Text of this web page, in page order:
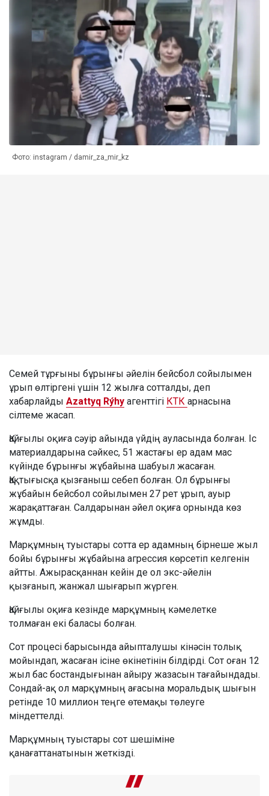
Фото: instagram / damir_za_mir_kz
Семей тұрғыны бұрынғы әйелін бейсбол сойылымен
ұрып өлтіргені үшін 12 жылға сотталды, деп
хабарлайды Azattyq Rýhy агенттігі КТК арнасына
сілтеме жасап.
Қайғылы оқиға сәуір айында үйдің ауласында болған. Іс
материалдарына сәйкес, 51 жастағы ер адам мас
күйінде бұрынғы жұбайына шабуыл жасаған.
Қақтығысқа қызғаныш себеп болған. Ол бұрынғы
жұбайын бейсбол сойылымен 27 рет ұрып, ауыр
жарақаттаған. Салдарынан әйел оқиға орнында көз
жұмды.
Марқұмның туыстары сотта ер адамның бірнеше жыл
бойы бұрынғы жұбайына агрессия көрсетіп келгенін
айтты. Ажырасқаннан кейін де ол экс-әйелін
қызғанып, жанжал шығарып жүрген.
Қайғылы оқиға кезінде марқұмның кәмелетке
толмаған екі баласы болған.
Сот процесі барысында айыпталушы кінәсін толық
мойындап, жасаған ісіне өкінетінін білдірді. Сот оған 12
жыл бас бостандығынан айыру жазасын тағайындады.
Сондай-ақ ол марқұмның ағасына моральдық шығын
ретінде 10 миллион теңге өтемақы төлеуге
міндеттелді.
Марқұмның туыстары сот шешіміне
қанағаттанатынын жеткізді.